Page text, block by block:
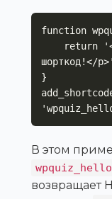
function
шорткод!</
}
В этом
возвращает